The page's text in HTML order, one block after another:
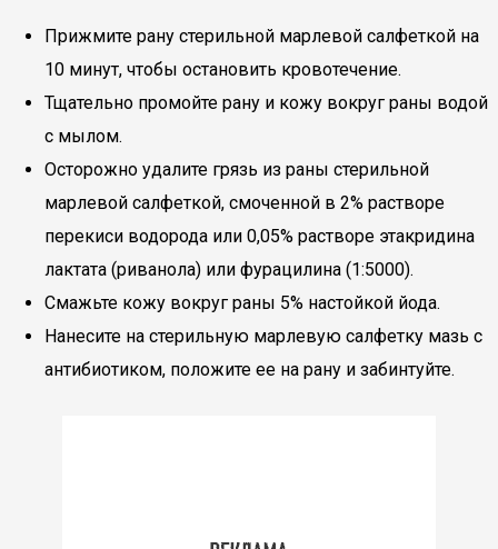
Прижмите рану стерильной марлевой салфеткой на
10 минут, чтобы остановить кровотечение.
Тщательно промойте рану и кожу вокруг раны водой
с мылом.
Осторожно удалите грязь из раны стерильной
марлевой салфеткой, смоченной в 2% растворе
перекиси водорода или 0,05% растворе этакридина
лактата (риванола) или фурацилина (1:5000).
Смажьте кожу вокруг раны 5% настойкой йода.
Нанесите на стерильную марлевую салфетку мазь с
антибиотиком, положите ее на рану и забинтуйте.